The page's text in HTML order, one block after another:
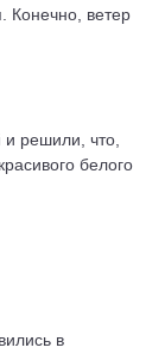
Конечно, ветер
решили, что,
белого
в